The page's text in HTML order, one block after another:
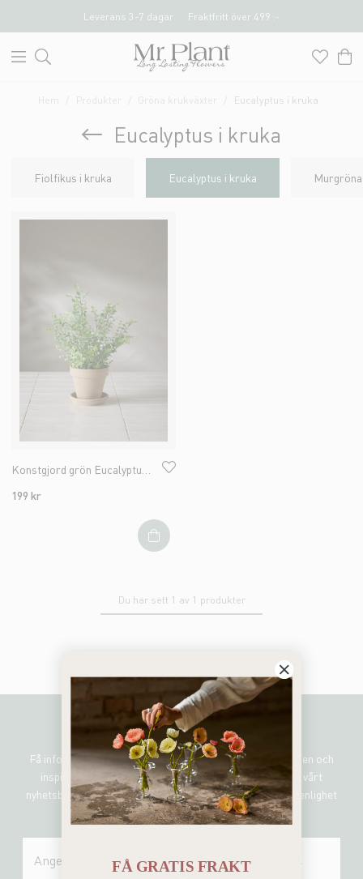
Leverans 3-7 dagar Fraktfritt över 499 :-
Hem Produkter Gröna krukväxter Eucalyptus i kruka
Eucalyptus i kruka
Fiolfikus i kruka Eucalyptus i kruka
199 kr
Du har sett 1 av 1 produkter
Sign me up!
Få information om de senaste nyheterna, unika erbjudanden och
inspirerande uppdateringar genom att prenumerera på vårt
nyhetsbrev. Mr Plant hanterar all personlig information i enlighet
med vår integritetspolicy.
FÅ GRATIS FRAKT